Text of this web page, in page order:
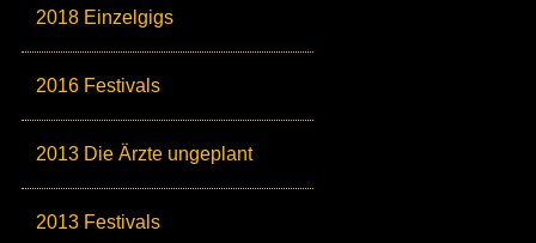
2018 Einzelgigs
2016 Festivals
2013 Die Ärzte ungeplant
2013 Festivals